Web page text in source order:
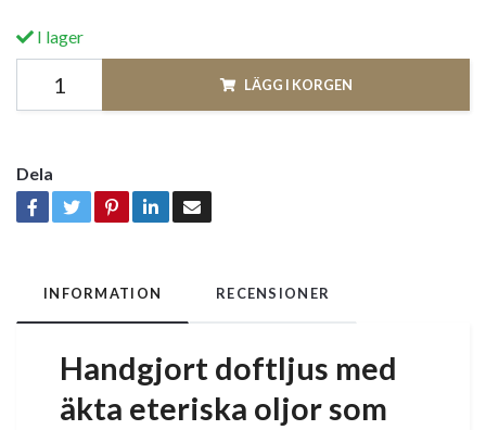
I lager
LÄGG I KORGEN
Dela
INFORMATION RECENSIONER
Handgjort doftljus med
äkta eteriska oljor som